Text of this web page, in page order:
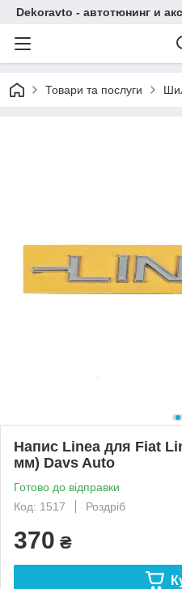
Dekoravto - автотюнинг и
Товари та послуги
Напис Linea для Fiat
мм) Davs Auto
Готово до відправки
Код: 1517
Роздріб
370 ₴